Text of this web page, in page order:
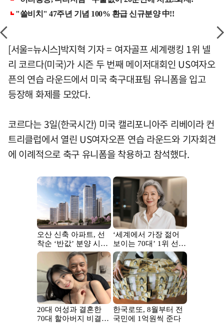
[서울=뉴시스]박지혁 기자 = 여자골프 세계랭킹 1위 넬
리 코르다(미국)가 시즌 두 번째 메이저대회인 US여자오
픈의 연습 라운드에서 미국 축구대표팀 유니폼을 입고
등장해 화제를 모았다.
코르다는 3일(한국시간) 미국 캘리포니아주 리베이라 컨
트리클럽에서 열린 US여자오픈 연습 라운드와 기자회견
에 이례적으로 축구 유니폼을 착용하고 참석했다.